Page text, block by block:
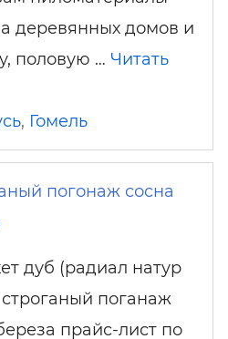
деревянных домов и
половую … Читать
, Гомель
погонаж сосна
дуб (радиал натур
строганый поганаж
прайс-лист по